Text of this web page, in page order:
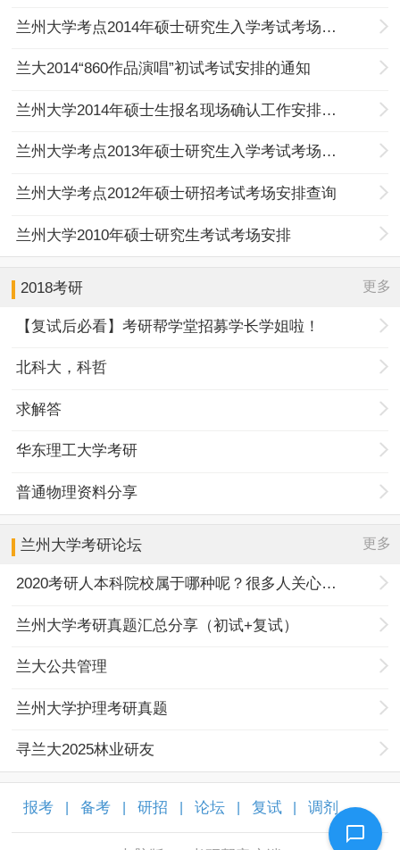
兰州大学考点2014年硕士研究生入学考试考场安排查询
兰大2014“860作品演唱”初试考试安排的通知
兰州大学2014年硕士生报名现场确认工作安排通知
兰州大学考点2013年硕士研究生入学考试考场安排查询
兰州大学考点2012年硕士研招考试考场安排查询
兰州大学2010年硕士研究生考试考场安排
2018考研 更多
【复试后必看】考研帮学堂招募学长学姐啦！
北科大，科哲
求解答
华东理工大学考研
普通物理资料分享
兰州大学考研论坛 更多
2020考研人本科院校属于哪种呢？很多人关心的问题
兰州大学考研真题汇总分享（初试+复试）
兰大公共管理
兰州大学护理考研真题
寻兰大2025林业研友
报考 备考 研招 论坛 复试 调剂